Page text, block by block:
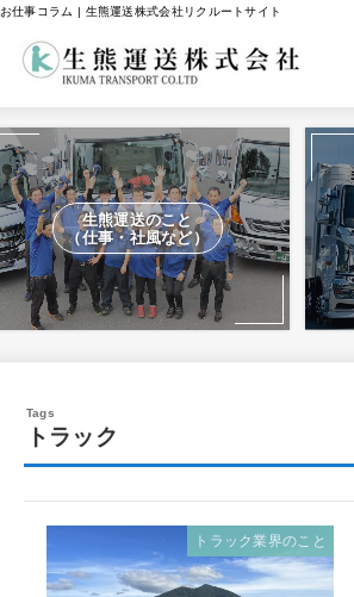
お仕事コラム | 生熊運送株式会社リクルートサイト
生熊運送のこと
（仕事・社風など）
トラック
トラック業界のこと